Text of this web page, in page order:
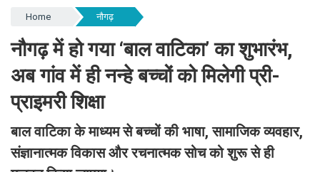
Home नौगढ़
नौगढ़ में हो गया ‘बाल वाटिका’ का शुभारंभ,
अब गांव में ही नन्हे बच्चों को मिलेगी प्री-
प्राइमरी शिक्षा
बाल वाटिका के माध्यम से बच्चों की भाषा, सामाजिक व्यवहार,
संज्ञानात्मक विकास और रचनात्मक सोच को शुरू से ही